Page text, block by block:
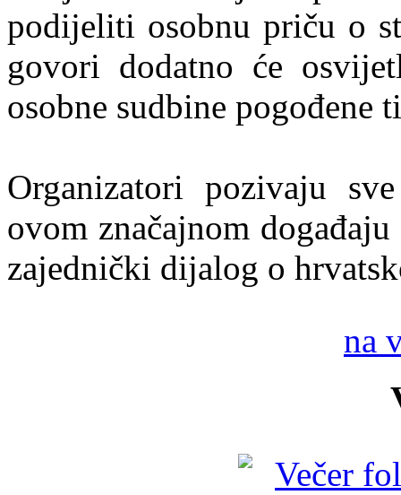
podijeliti osobnu priču o
govori dodatno će
osobne sudbine pogođene
Organizatori pozivaju
ovom značajnom
zajednički dijalog o
na